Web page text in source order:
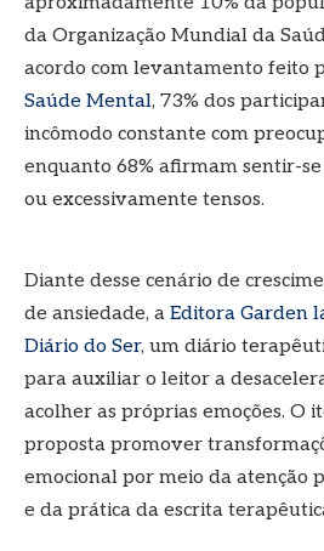
da Organização Mundial da
acordo com levantamento feito
Saúde Mental, 73% dos
incômodo constante com
enquanto 68% afirmam sentir-se
ou excessivamente tensos.
Diante desse cenário de
de ansiedade, a Editora Garden
Diário do Ser, um diário
para auxiliar o leitor a
acolher as próprias emoções. O
proposta promover
emocional por meio da atenção
e da prática da escrita